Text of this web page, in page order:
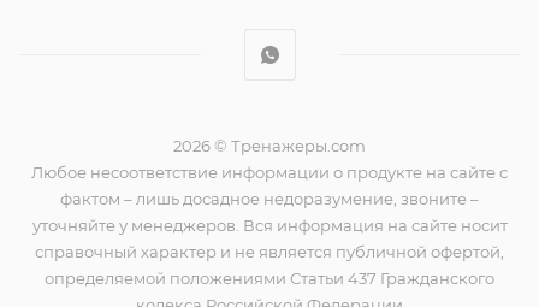
2026 © Тренажеры.com
Любое несоответствие информации о продукте на сайте с
фактом – лишь досадное недоразумение, звоните –
уточняйте у менеджеров. Вся информация на сайте носит
справочный характер и не является публичной офертой,
определяемой положениями Статьи 437 Гражданского